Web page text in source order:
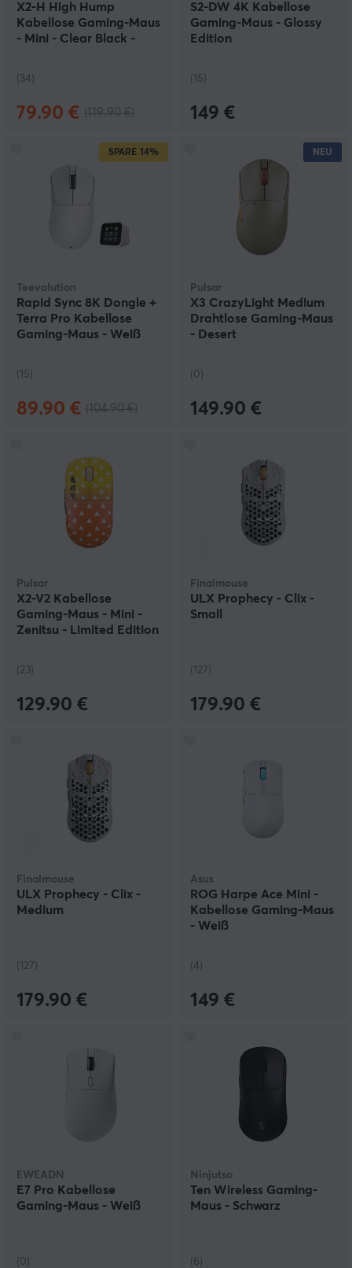
X2-H High Hump
Kabellose Gaming-Maus
- Mini - Clear Black -
(34)
79.90 €
S2-DW 4K Kabellose
Gaming-Maus - Glossy
Edition
(15)
149 €
SPARE 14%
Teevolution
Rapid Sync 8K Dongle +
Terra Pro Kabellose
Gaming-Maus - Weiß
(15)
89.90 €
NEU
Pulsar
X3 CrazyLight Medium
Drahtlose Gaming-Maus
- Desert
(0)
149.90 €
Pulsar
X2-V2 Kabellose
Gaming-Maus - Mini -
Zenitsu - Limited Edition
(23)
129.90 €
Finalmouse
ULX Prophecy - Clix -
Small
(127)
179.90 €
Finalmouse
ULX Prophecy - Clix -
Medium
(127)
179.90 €
Asus
ROG Harpe Ace Mini -
Kabellose Gaming-Maus
- Weiß
(4)
149 €
EWEADN
E7 Pro Kabellose
Gaming-Maus - Weiß
(0)
Ninjutso
Ten Wireless Gaming-
Maus - Schwarz
(6)